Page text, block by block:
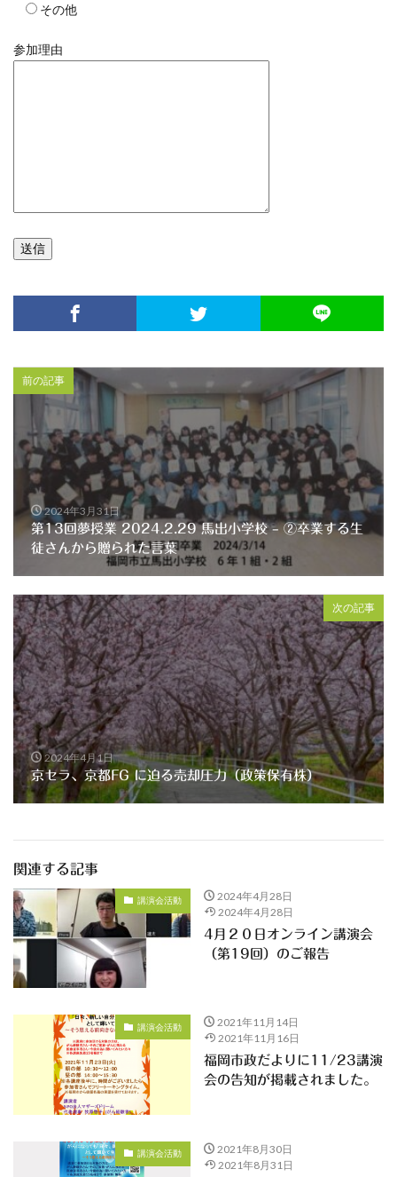
その他
参加理由
前の記事
2024年3月31日
第13回夢授業 2024.2.29 馬出小学校 – ②卒業する生
徒さんから贈られた言葉
次の記事
2024年4月1日
京セラ、京都FG に迫る売却圧力（政策保有株）
関連する記事
講演会活動
2024年4月28日
2024年4月28日
4月２０日オンライン講演会
（第19回）のご報告
講演会活動
2021年11月14日
2021年11月16日
福岡市政だよりに11/23講演
会の告知が掲載されました。
講演会活動
2021年8月30日
2021年8月31日